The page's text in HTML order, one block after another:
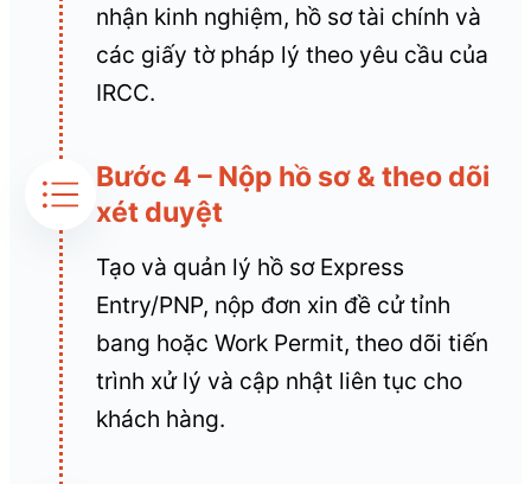
nhận kinh nghiệm, hồ sơ tài chính và
các giấy tờ pháp lý theo yêu cầu của
IRCC.
Bước 4 – Nộp hồ sơ & theo dõi
xét duyệt
Tạo và quản lý hồ sơ Express
Entry/PNP, nộp đơn xin đề cử tỉnh
bang hoặc Work Permit, theo dõi tiến
trình xử lý và cập nhật liên tục cho
khách hàng.